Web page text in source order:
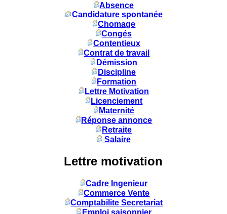
Absence
Candidature spontanée
Chomage
Congés
Contentieux
Contrat de travail
Démission
Discipline
Formation
Lettre Motivation
Licenciement
Maternité
Réponse annonce
Retraite
Salaire
Lettre motivation
Cadre Ingenieur
Commerce Vente
Comptabilite Secretariat
Emploi saisonnier